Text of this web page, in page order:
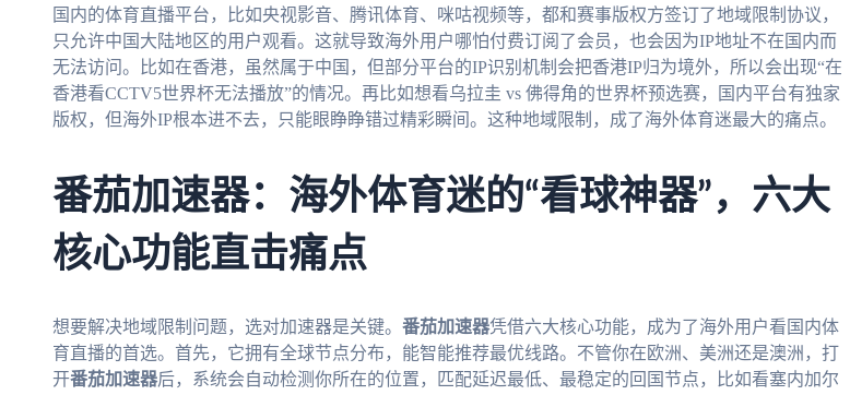
国内的体育直播平台，比如央视影音、腾讯体育、咪咕视频等，都和赛事版权方签订了地域限制协议，
只允许中国大陆地区的用户观看。这就导致海外用户哪怕付费订阅了会员，也会因为IP地址不在国内而
无法访问。比如在香港，虽然属于中国，但部分平台的IP识别机制会把香港IP归为境外，所以会出现“在
香港看CCTV5世界杯无法播放”的情况。再比如想看乌拉圭 vs 佛得角的世界杯预选赛，国内平台有独家
版权，但海外IP根本进不去，只能眼睁睁错过精彩瞬间。这种地域限制，成了海外体育迷最大的痛点。
番茄加速器：海外体育迷的“看球神器”，六大
核心功能直击痛点
想要解决地域限制问题，选对加速器是关键。 番茄加速器凭借六大核心功能，成为了海外用户看国内体
育直播的首选。首先，它拥有全球节点分布，能智能推荐最优线路。不管你在欧洲、美洲还是澳洲，打
开番茄加速器后，系统会自动检测你所在的位置，匹配延迟最低、最稳定的回国节点，比如看塞内加尔